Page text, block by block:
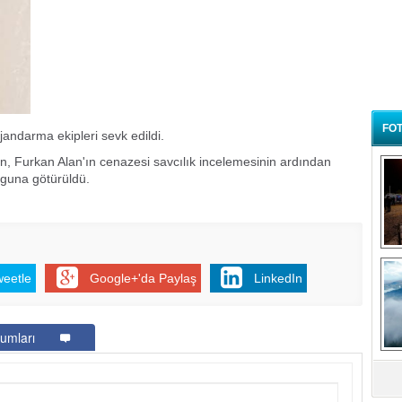
ekipleri sevk edildi.
Furkan Alan'ın cenazesi savcılık incelemesinin ardından
götürüldü.
Google+'da Paylaş LinkedIn